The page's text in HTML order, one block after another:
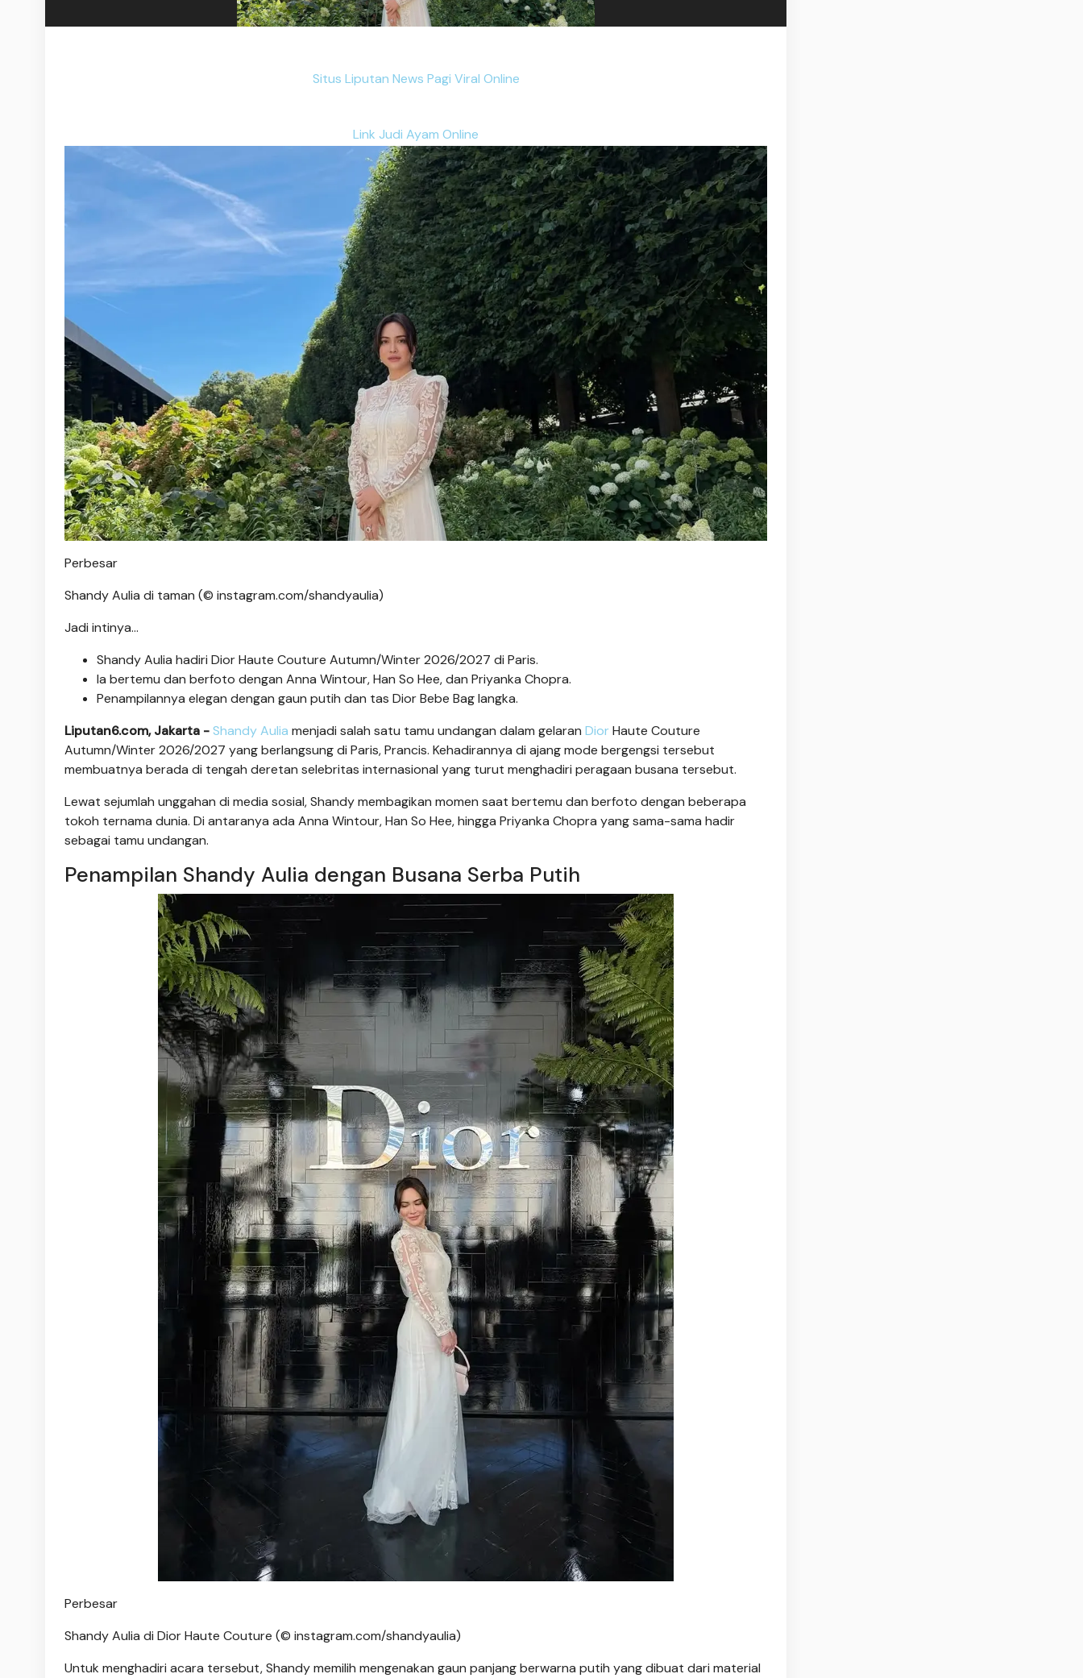
Situs Liputan News Pagi Viral Online
Link Judi Ayam Online
Perbesar
Shandy Aulia di taman (© instagram.com/shandyaulia)
Jadi intinya...
Shandy Aulia hadiri Dior Haute Couture Autumn/Winter 2026/2027 di Paris.
Ia bertemu dan berfoto dengan Anna Wintour, Han So Hee, dan Priyanka Chopra.
Penampilannya elegan dengan gaun putih dan tas Dior Bebe Bag langka.
Liputan6.com, Jakarta -Shandy Aulia menjadi salah satu tamu undangan dalam gelaran DiorHaute Couture
Autumn/Winter 2026/2027 yang berlangsung di Paris, Prancis. Kehadirannya di ajang mode bergengsi tersebut
membuatnya berada di tengah deretan selebritas internasional yang turut menghadiri peragaan busana tersebut.
Lewat sejumlah unggahan di media sosial, Shandy membagikan momen saat bertemu dan berfoto dengan beberapa
tokoh ternama dunia. Di antaranya ada Anna Wintour, Han So Hee, hingga Priyanka Chopra yang sama-sama hadir
sebagai tamu undangan.
Penampilan Shandy Aulia dengan Busana Serba Putih
Perbesar
Shandy Aulia di Dior Haute Couture (© instagram.com/shandyaulia)
Untuk menghadiri acara tersebut, Shandy memilih mengenakan gaun panjang berwarna putih yang dibuat dari material